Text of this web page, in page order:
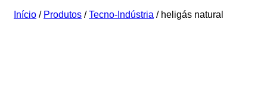
Início / Produtos /Tecno-Indústria / heligás natural